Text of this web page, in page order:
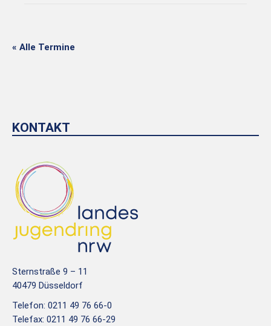
« Alle Termine
KONTAKT
Sternstraße 9 – 11
40479 Düsseldorf
Telefon: 0211 49 76 66-0
Telefax: 0211 49 76 66-29